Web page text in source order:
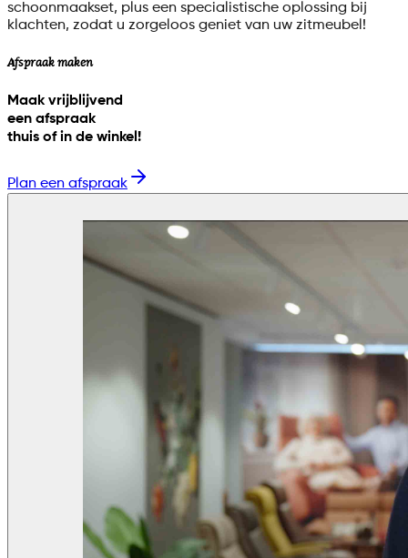
schoonmaakset, plus een specialistische oplossing bij
klachten, zodat u zorgeloos geniet van uw zitmeubel!
Afspraak maken
Maak vrijblijvend
een afspraak
thuis of in de winkel!
Plan een afspraak